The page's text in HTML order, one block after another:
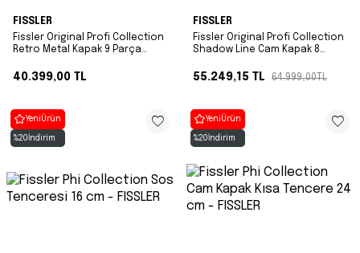
FISSLER
Fissler Original Profi Collection
Retro Metal Kapak 9 Parça
40.399,00 TL
FISSLER
Fissler Original Profi Collection
Shadow Line Cam Kapak 8
55.249,15 TL 64.999,00TL
Yeni Ürün
%20 İndirim
Yeni Ürün
%20 İndirim